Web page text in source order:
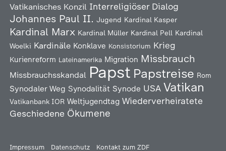
Vatikanisches Konzil Interreligiöser Dialog
Johannes Paul II. Jugend Kardinal Kasper
Kardinal Marx Kardinal Müller Kardinal Pell Kardinal
Woelki Kardinäle Konklave Konsistorium Krieg
Kurienreform Lateinamerika Migration Missbrauch
Missbrauchsskandal Papst Papstreise Rom
Synodaler Weg Synodalität Synode USA Vatikan
Vatikanbank IOR Weltjugendtag Wiederverheiratete
Geschiedene Ökumene
Impressum Datenschutz Kontakt zum ZDF